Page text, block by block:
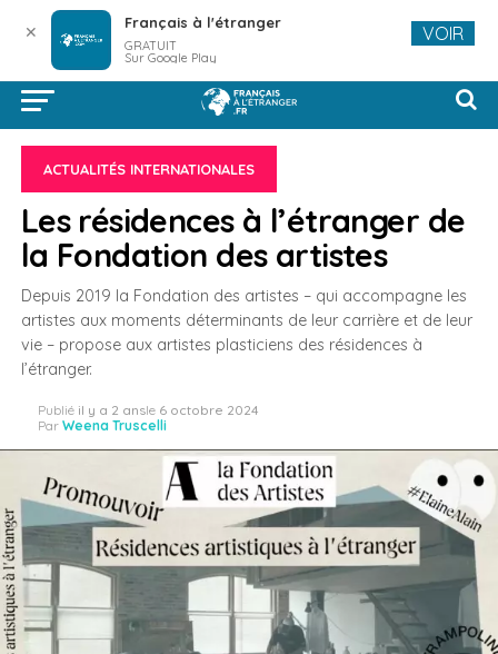
ACTUALITÉS INTERNATIONALES
Les résidences à l’étranger de
la Fondation des artistes
Depuis 2019 la Fondation des artistes – qui accompagne les
artistes aux moments déterminants de leur carrière et de leur
vie – propose aux artistes plasticiens des résidences à
l’étranger.
Publié il y a 2 ansle 6 octobre 2024
Par Weena Truscelli
✕ Français à l'étranger
GRATUIT
Sur Google Play
VOIR